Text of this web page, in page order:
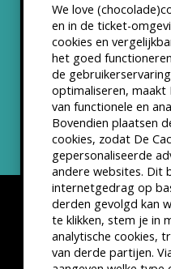
We love
en in de ticket-
cookies en
het goed
de
optimaliseren, maakt
van functionele en
Bovendien plaatsen
cookies, zodat De
gepersonaliseerde
andere websites. Dit
internetgedrag op
derden gevolgd kan
te klikken, stem je in
analytische cookies,
van derde partijen.
Partners &
ANBI status
Nieuwsbrief
Disclaimer